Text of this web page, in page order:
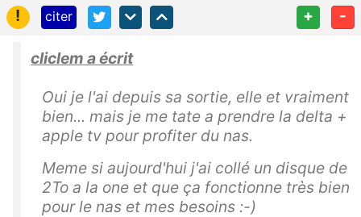
!
citer + -
cliclem a écrit
Oui je l'ai depuis sa sortie, elle et vraiment
bien... mais je me tate a prendre la delta +
apple tv pour profiter du nas.
Meme si aujourd'hui j'ai collé un disque de
2To a la one et que ça fonctionne très bien
pour le nas et mes besoins :-)